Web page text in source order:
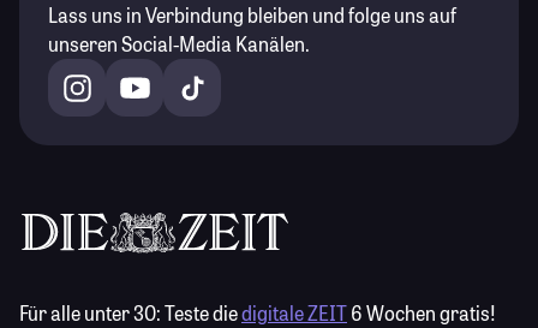
Lass uns in Verbindung bleiben und folge uns auf
unseren Social-Media Kanälen.
Für alle unter 30:Teste diedigitale ZEIT6 Wochen gratis!